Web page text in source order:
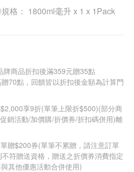
格： 1800ml毫升 x 1 x 1Pack
商品折扣後滿359元贈35點
70點，回饋皆以折扣後金額為計算門
享9折(單筆上限折$500)(部分商
銷活動/加價購/折價券/折扣碼併用)離
贈$200券(單筆不累贈，請注意訂單
符贈送資格，贈送之折價券消費指定
其他優惠活動合併使用)